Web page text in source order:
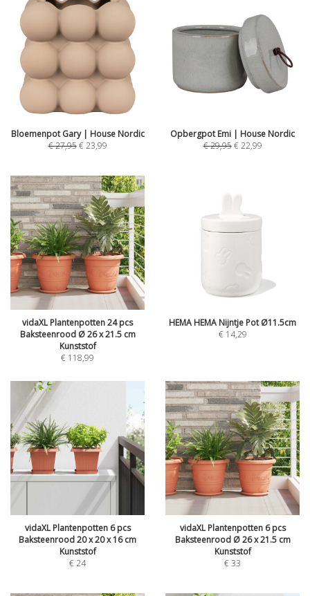
Bloemenpot Gary | House Nordic
€27,95 €23,99
Opbergpot Emi | House Nordic
€29,95 €22,99
vidaXL Plantenpotten 24 pcs
Baksteenrood Ø 26 x 21.5 cm
Kunststof
€ 118,99
HEMA HEMA Nijntje Pot Ø11.5cm
€ 14,29
vidaXL Plantenpotten 6 pcs
Baksteenrood 20 x 20 x 16 cm
Kunststof
€24
vidaXL Plantenpotten 6 pcs
Baksteenrood Ø 26 x 21.5 cm
Kunststof
€33